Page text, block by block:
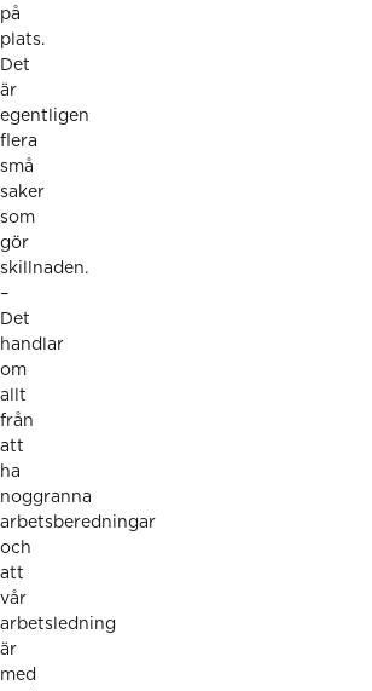
på
plats.
Det
är
egentligen
flera
små
saker
som
gör
skillnaden.
–
Det
handlar
om
allt
från
att
ha
noggranna
arbetsberedningar
och
att
vår
arbetsledning
är
med